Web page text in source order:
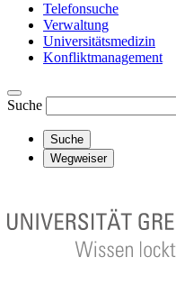
Telefonsuche
Verwaltung
Universitätsmedizin
Konfliktmanagement
Suche
Suche
Wegweiser